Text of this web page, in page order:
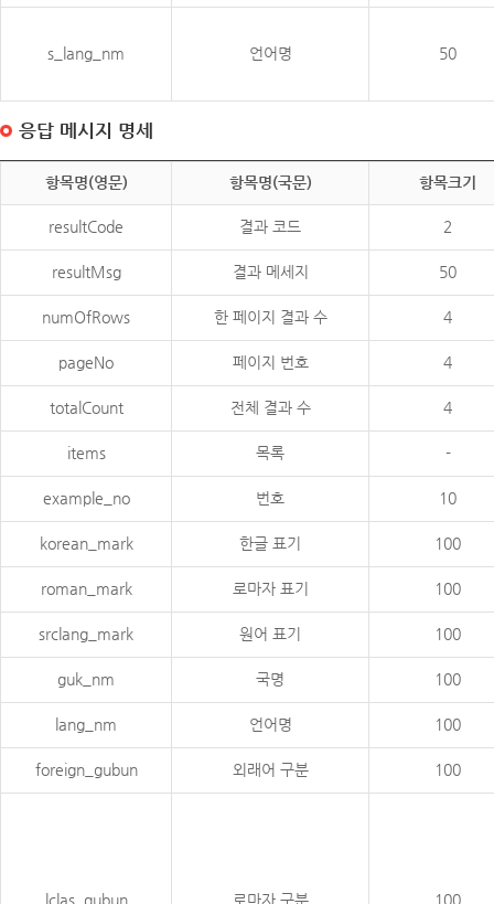
s_lang_nm 언어명 50
응답 메시지 명세
항목명(영문) 항목명(국문) 항목크기
resultCode 결과 코드 2
resultMsg 결과 메세지 50
numOfRows 한 페이지 결과 수 4
pageNo 페이지 번호 4
totalCount 전체 결과 수 4
items 목록 -
example_no 번호 10
korean_mark 한글 표기 100
roman_mark 로마자 표기 100
srclang_mark 원어 표기 100
guk_nm 국명 100
lang_nm 언어명 100
foreign_gubun 외래어 구분 100
lclas_gubun 로마자 구분 100